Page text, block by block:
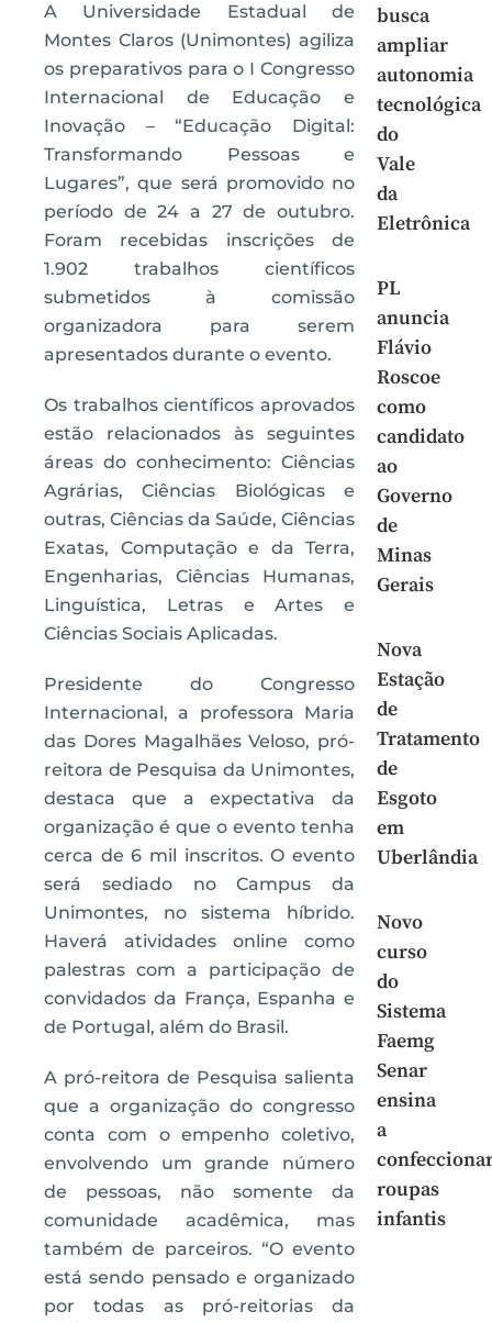
A Universidade Estadual de
Montes Claros (Unimontes) agiliza
os preparativos para o I Congresso
Internacional de Educação e
Inovação – “Educação Digital:
Transformando Pessoas e
Lugares”, que será promovido no
período de 24 a 27 de outubro.
Foram recebidas inscrições de
1.902 trabalhos científicos
submetidos à comissão
organizadora para serem
apresentados durante o evento.
Os trabalhos científicos aprovados
estão relacionados às seguintes
áreas do conhecimento: Ciências
Agrárias, Ciências Biológicas e
outras, Ciências da Saúde, Ciências
Exatas, Computação e da Terra,
Engenharias, Ciências Humanas,
Linguística, Letras e Artes e
Ciências Sociais Aplicadas.
Presidente do Congresso
Internacional, a professora Maria
das Dores Magalhães Veloso, pró-
reitora de Pesquisa da Unimontes,
destaca que a expectativa da
organização é que o evento tenha
cerca de 6 mil inscritos. O evento
será sediado no Campus da
Unimontes, no sistema híbrido.
Haverá atividades online como
palestras com a participação de
convidados da França, Espanha e
de Portugal, além do Brasil.
A pró-reitora de Pesquisa salienta
que a organização do congresso
conta com o empenho coletivo,
envolvendo um grande número
de pessoas, não somente da
comunidade acadêmica, mas
também de parceiros. “O evento
está sendo pensado e organizado
por todas as pró-reitorias da
busca
ampliar
autonomia
tecnológica
do
Vale
da
Eletrônica
PL
anuncia
Flávio
Roscoe
como
candidato
ao
Governo
de
Minas
Gerais
Nova
Estação
de
Tratamento
de
Esgoto
em
Uberlândia
Novo
curso
do
Sistema
Faemg
Senar
ensina
a
roupas
infantis